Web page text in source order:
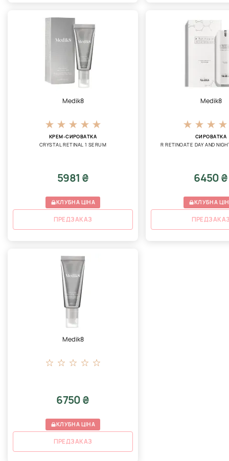
Medik8
КРЕМ-СИРОВАТКА
CRYSTAL RETINAL 1 SERUM
5981 ₴
КЛУБНА ЦІНА
ПРЕДЗАКАЗ
Medik8
СИРОВАТКА
R RETINOATE DAY AND
6450 ₴
КЛУБНА
Medik8
6750 ₴
КЛУБНА ЦІНА
ПРЕДЗАКАЗ